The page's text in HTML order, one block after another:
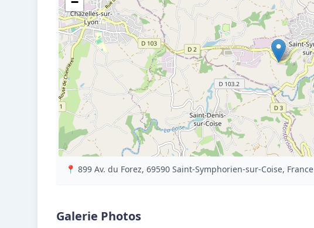
📍 899 Av. du Forez, 69590 Saint-Symphorien-sur-Coise, France
Galerie Photos